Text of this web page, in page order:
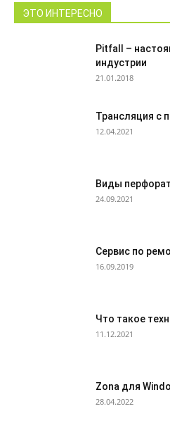
ЭТО ИНТЕРЕСНО
Pitfall –
индустрии
21.01.2018
Трансляция с
12.04.2021
Виды
24.09.2021
Сервис по
16.09.2019
Что такое
11.12.2021
Zona для
28.04.2022